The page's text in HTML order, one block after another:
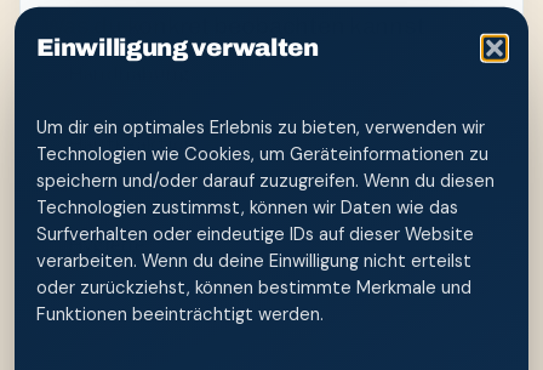
Einwilligung verwalten
Um dir ein optimales Erlebnis zu bieten, verwenden wir
Technologien wie Cookies, um Geräteinformationen zu
speichern und/oder darauf zuzugreifen. Wenn du diesen
Technologien zustimmst, können wir Daten wie das
Surfverhalten oder eindeutige IDs auf dieser Website
verarbeiten. Wenn du deine Einwilligung nicht erteilst
oder zurückziehst, können bestimmte Merkmale und
Funktionen beeinträchtigt werden.
Hautreaktion:Bleibt die Haut nach
vollständigem Trocknen ruhig oder nehmen
Rötung und Brennen zu?
Hygiene: Kann die Flasche vollständig entleert
und offen getrocknet werden?
Grenzen:Gibt es Symptome oder eine